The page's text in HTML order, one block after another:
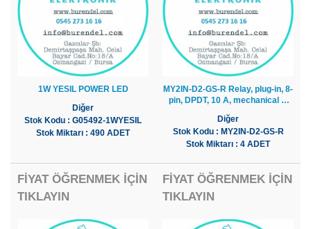
1W YESIL POWER LED
Diğer
Stok Kodu : G05492-1WYESIL
Stok Miktarı : 490 ADET
FİYAT ÖĞRENMEK İÇİN
TIKLAYIN
MY2IN-D2-GS-R Relay, plug-in, 8-
pin, DPDT, 10 A, mechanical &
Diğer
Stok Kodu : MY2IN-D2-GS-R
Stok Miktarı : 4 ADET
FİYAT ÖĞRENMEK İÇİN
TIKLAYIN